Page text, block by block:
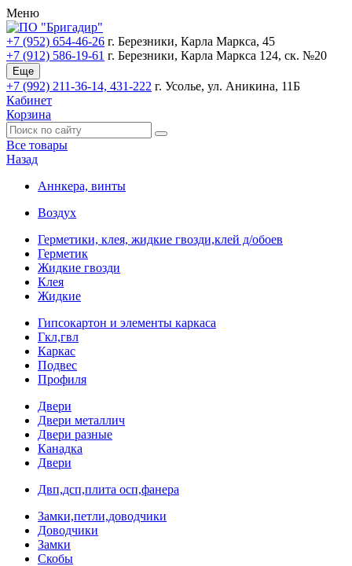
Меню
+7 (952) 654-46-26 г. Березники, Карла Маркса, 45
+7 (912) 586-19-61 г. Березники, Карла Маркса 124, ск. №20
Еще
+7 (992) 211-36-14, 431-222 г. Усолье, ул. Аникина, 11Б
Кабинет
Корзина
Все товары
Назад
Аннкера, винты
Воздух
Герметики, клея, жидкие гвозди,клей д/обоев
Герметик
Жидкие гвозди
Клея
Жидкие
Гипсокартон и элементы каркаса
Гкл,гвл
Каркас
Подвес
Профиля
Двери
Двери металлич
Двери разные
Канадка
Двери
Двп,дсп,плита осп,фанера
Замки,петли,доводчики
Доводчики
Замки
Скобы